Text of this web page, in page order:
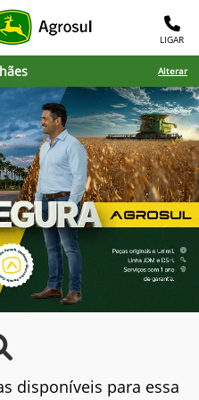
LIGAR
Alterar
disponíveis para essa